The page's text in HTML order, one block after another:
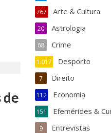
de
Arte & Cultura
767
Astrologia
20
Crime
68
Desporto
1.017
Direito
7
Economia
112
Efemérides &
151
Entrevistas
9